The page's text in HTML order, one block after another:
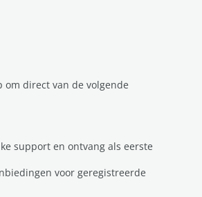
om direct van de volgende
support en ontvang als eerste
voor geregistreerde